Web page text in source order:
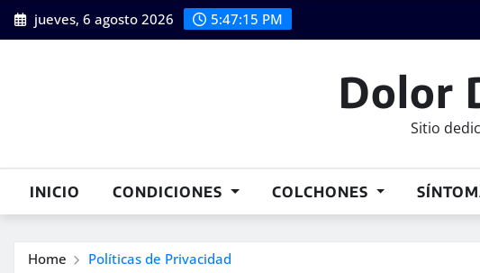
Skip
to
jueves, 6 agosto 2026 5:47:16 PM
Dolor
Sitio
INICIO CONDICIONES COLCHONES
Home Políticas de Privacidad